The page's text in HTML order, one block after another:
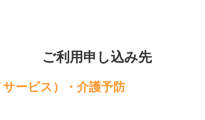
ご利用申し込み先
ービス）・介護予防